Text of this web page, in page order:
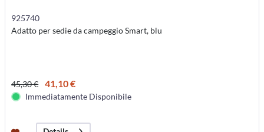
925740
Adatto per sedie da campeggio Smart, blu
45,30 € 41,10 €
Immediatamente Disponibile